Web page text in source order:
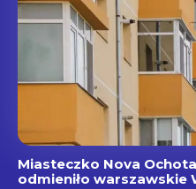
Miasteczko Nova
odmieniło warszawskie